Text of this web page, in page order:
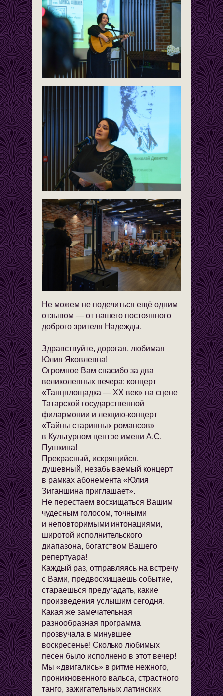
Не можем не поделиться ещё одним
отзывом — от нашего постоянного
доброго зрителя Надежды.
Здравствуйте, дорогая, любимая
Юлия Яковлевна!
Огромное Вам спасибо за два
великолепных вечера: концерт
«Танцплощадка — XX век» на сцене
Татарской государственной
филармонии и лекцию-концерт
«Тайны старинных романсов»
в Культурном центре имени А.С.
Пушкина!
Прекрасный, искрящийся,
душевный, незабываемый концерт
в рамках абонемента «Юлия
Зиганшина приглашает».
Не перестаем восхищаться Вашим
чудесным голосом, точными
и неповторимыми интонациями,
широтой исполнительского
диапазона, богатством Вашего
репертуара!
Каждый раз, отправляясь на встречу
с Вами, предвосхищаешь событие,
стараешься предугадать, какие
произведения услышим сегодня.
Какая же замечательная
разнообразная программа
прозвучала в минувшее
воскресенье! Сколько любимых
песен было исполнено в этот вечер!
Мы «двигались» в ритме нежного,
проникновенного вальса, страстного
танго, зажигательных латинских